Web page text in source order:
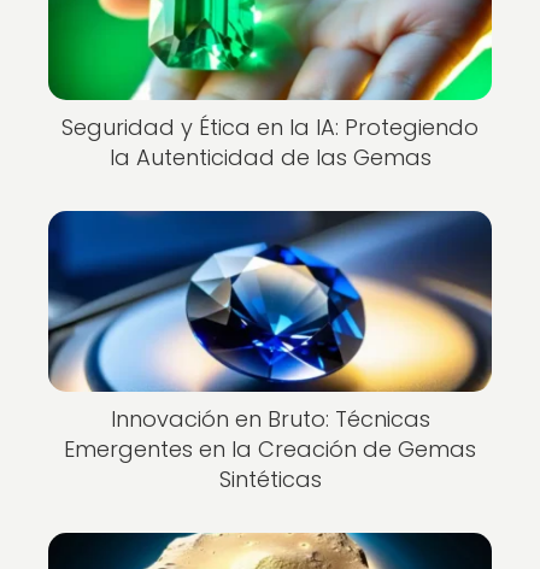
Seguridad y Ética en la IA: Protegiendo
la Autenticidad de las Gemas
Innovación en Bruto: Técnicas
Emergentes en la Creación de Gemas
Sintéticas